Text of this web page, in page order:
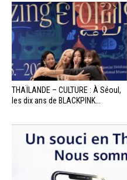
THAÏLANDE – CULTURE : À Séoul,
les dix ans de BLACKPINK...